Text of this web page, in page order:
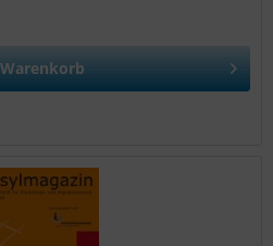
Warenkorb